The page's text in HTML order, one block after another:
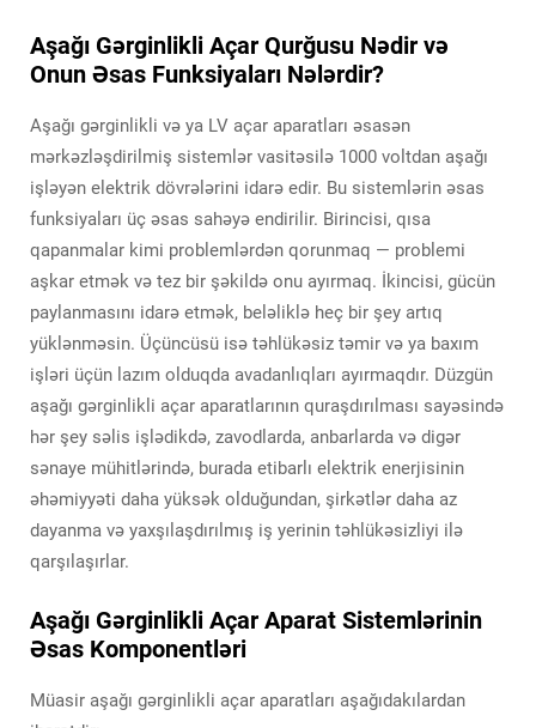
Aşağı Gərginlikli Açar Qurğusu Nədir və
Onun Əsas Funksiyaları Nələrdir?
Aşağı gərginlikli və ya LV açar aparatları əsasən
mərkəzləşdirilmiş sistemlər vasitəsilə 1000 voltdan aşağı
işləyən elektrik dövrələrini idarə edir. Bu sistemlərin əsas
funksiyaları üç əsas sahəyə endirilir. Birincisi, qısa
qapanmalar kimi problemlərdən qorunmaq — problemi
aşkar etmək və tez bir şəkildə onu ayırmaq. İkincisi, gücün
paylanmasını idarə etmək, beləliklə heç bir şey artıq
yüklənməsin. Üçüncüsü isə təhlükəsiz təmir və ya baxım
işləri üçün lazım olduqda avadanlıqları ayırmaqdır. Düzgün
aşağı gərginlikli açar aparatlarının quraşdırılması sayəsində
hər şey səlis işlədikdə, zavodlarda, anbarlarda və digər
sənaye mühitlərində, burada etibarlı elektrik enerjisinin
əhəmiyyəti daha yüksək olduğundan, şirkətlər daha az
dayanma və yaxşılaşdırılmış iş yerinin təhlükəsizliyi ilə
qarşılaşırlar.
Aşağı Gərginlikli Açar Aparat Sistemlərinin
Əsas Komponentləri
Müasir aşağı gərginlikli açar aparatları aşağıdakılardan